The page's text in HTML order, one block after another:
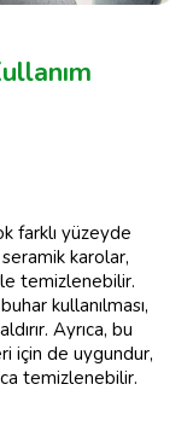
farklı yüzeyde
karolar,
temizlenebilir.
kullanılması,
Ayrıca, bu
için de uygundur,
temizlenebilir.